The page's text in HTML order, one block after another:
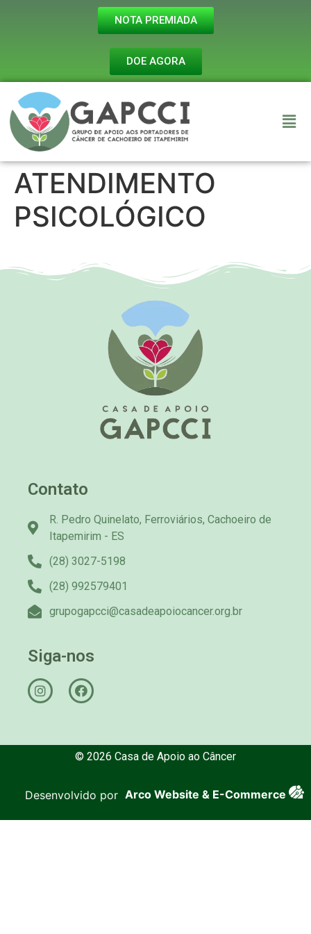
NOTA PREMIADA
DOE AGORA
ATENDIMENTO
PSICOLÓGICO
Contato
R. Pedro Quinelato, Ferroviários, Cachoeiro de
Itapemirim - ES
(28) 3027-5198
(28) 992579401
grupogapcci@casadeapoiocancer.org.br
Siga-nos
© 2026 Casa de Apoio ao Câncer
Desenvolvido por Arco Website & E-Commerce